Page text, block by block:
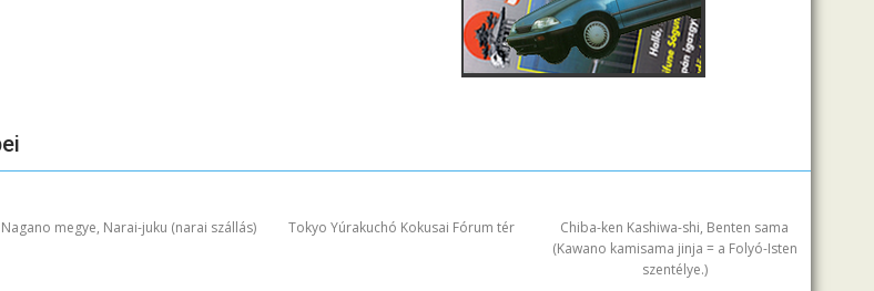
Nagano megye, Narai-juku (narai szállás) Tokyo Yúrakuchó Kokusai Fórum tér
Chiba-ken Kashiwa-shi, Benten sama
(Kawano kamisama jinja = a Folyó-Isten
szentélye.)